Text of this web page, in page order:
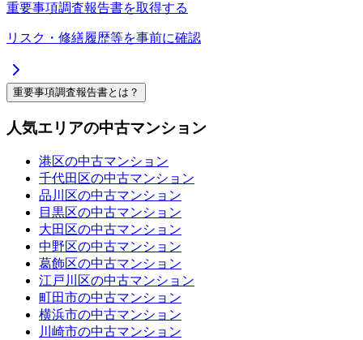
重要事項調査報告書を取得する
リスク・修繕履歴等を事前に確認
重要事項調査報告書とは？
人気エリアの中古マンション
港区の中古マンション
千代田区の中古マンション
品川区の中古マンション
目黒区の中古マンション
大田区の中古マンション
中野区の中古マンション
葛飾区の中古マンション
江戸川区の中古マンション
町田市の中古マンション
横浜市の中古マンション
川崎市の中古マンション